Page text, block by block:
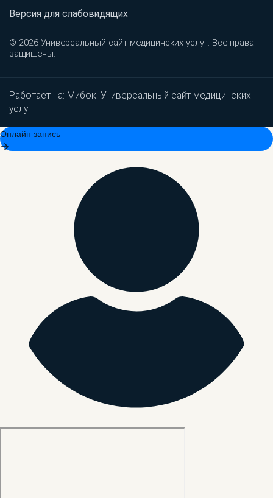
Версия для слабовидящих
© 2026 Универсальный сайт медицинских услуг. Все права
защищены.
Работает на: Мибок: Универсальный сайт медицинских
услуг